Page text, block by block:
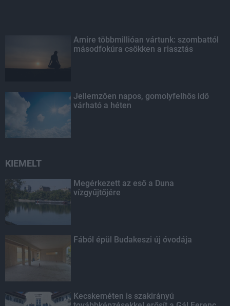
Amire többmillióan vártunk: szombattól
másodfokúra csökken a riasztás
Jellemzően napos, gomolyfelhős idő
várható a héten
KIEMELT
Megérkezett az eső a Duna
vízgyűjtőjére
Fából épül Budakeszi új óvodája
Kecskeméten is szakirányú